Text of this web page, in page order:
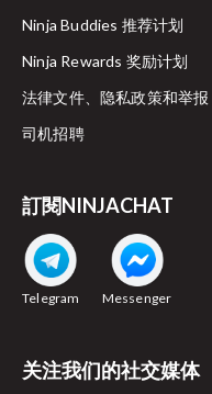
Ninja Buddies 推荐计划
Ninja Rewards 奖励计划
法律文件、隐私政策和举报
司机招聘
訂閱NINJACHAT
Telegram Messenger
关注我们的社交媒体